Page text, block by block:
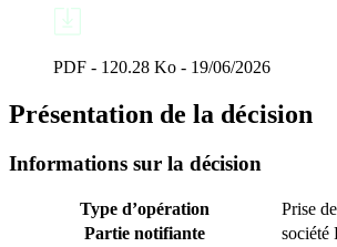
PDF - 120.28 Ko - 19/06/2026
Présentation de la décision
Informations sur la décision
Type d’opération
Prise
Partie notifiante
société